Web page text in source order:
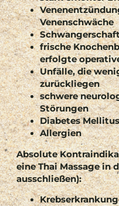
Venenschwäche
frische
erfolgte
Unfälle, die
zurückliegen
schwere
Störungen
Diabetes Mellitus
Allergien
Absolute
eine Thai Massage in
ausschließen):